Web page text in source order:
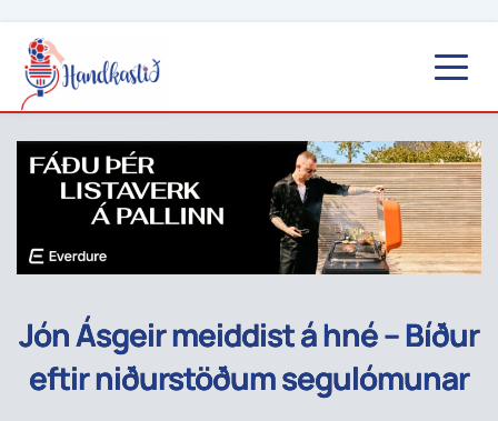
Jón Ásgeir meiddist á hné – Bíður
eftir niðurstöðum segulómunar